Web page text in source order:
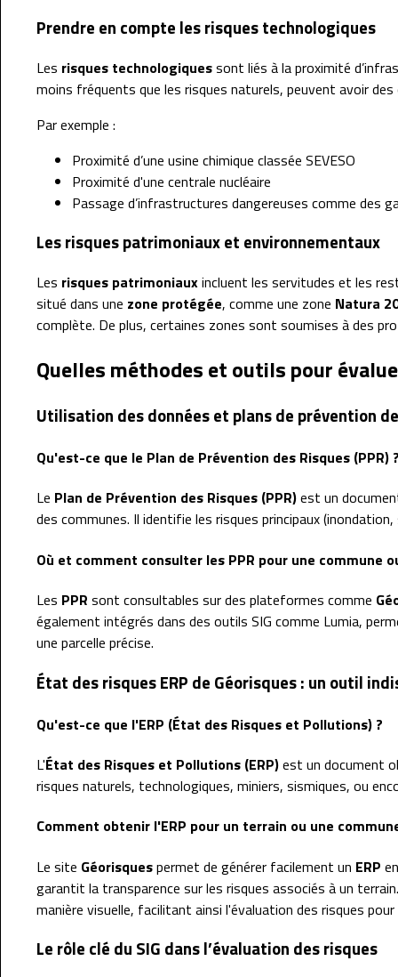
Prendre en compte les risques technologiques
Les risques technologiquessont liés à la proximité
moins fréquents que les risques naturels, peuvent avoir
Par exemple :
Proximité d’une usine chimique classée SEVESO
Proximité d'une centrale nucléaire
Passage d’infrastructures dangereuses comme des
Les risques patrimoniaux et environnementaux
Les risques patrimoniauxincluent les servitudes et les
situé dans une zone protégée, comme une zone Natura
complète. De plus, certaines zones sont soumises à des
Quelles méthodes et outils pour
Utilisation des données et plans de prévention
Qu'est-ce que le Plan de Prévention des Risques (PPR)
Le Plan de Prévention des Risques (PPR)est un
des communes. Il identifie les risques principaux
Où et comment consulter les PPR pour une commune
Les PPR sont consultables sur des plateformes comme
également intégrés dans des outils SIG comme Lumia,
une parcelle précise.
État des risques ERP de Géorisques : un outil
Qu'est-ce que l'ERP (État des Risques et Pollutions) ?
L'État des Risques et Pollutions (ERP)est un document
risques naturels, technologiques, miniers, sismiques, ou
Comment obtenir l'ERP pour un terrain ou une
Le site Géorisquespermet de générer facilement un ERP
garantit la transparence sur les risques associés à un
manière visuelle, facilitant ainsi l'évaluation des risques
Le rôle clé du SIG dans l’évaluation des risques